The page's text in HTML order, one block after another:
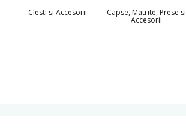
Clesti si Accesorii Capse, Matrite, Prese si
Accesorii